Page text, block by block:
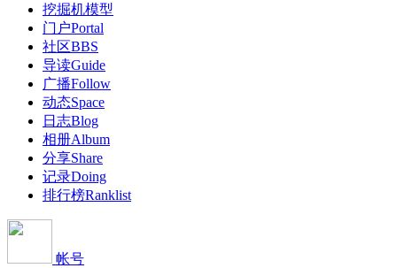
挖掘机模型
门户Portal
社区BBS
导读Guide
广播Follow
动态Space
日志Blog
相册Album
分享Share
记录Doing
排行榜Ranklist
帐号